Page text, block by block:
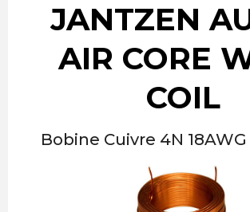
JANTZEN
AIR CORE
COIL
Bobine Cuivre 4N